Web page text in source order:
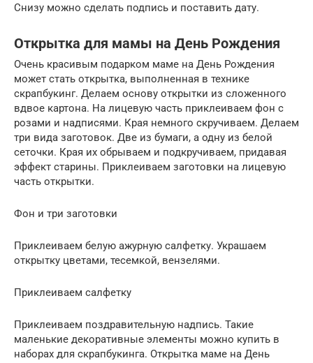
Снизу можно сделать подпись и поставить дату.
Открытка для мамы на День Рождения
Очень красивым подарком маме на День Рождения
может стать открытка, выполненная в технике
скрапбукинг. Делаем основу открытки из сложенного
вдвое картона. На лицевую часть приклеиваем фон с
розами и надписями. Края немного скручиваем. Делаем
три вида заготовок. Две из бумаги, а одну из белой
сеточки. Края их обрываем и подкручиваем, придавая
эффект старины. Приклеиваем заготовки на лицевую
часть открытки.
Фон и три заготовки
Приклеиваем белую ажурную салфетку. Украшаем
открытку цветами, тесемкой, вензелями.
Приклеиваем салфетку
Приклеиваем поздравительную надпись. Такие
маленькие декоративные элементы можно купить в
наборах для скрапбукинга. Открытка маме на День